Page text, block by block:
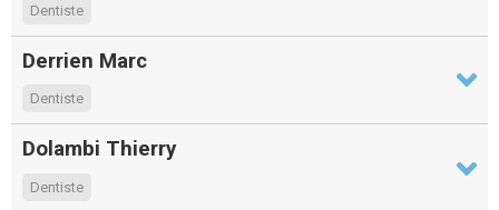
Dentiste
Derrien Marc
Dentiste
Dolambi Thierry
Dentiste